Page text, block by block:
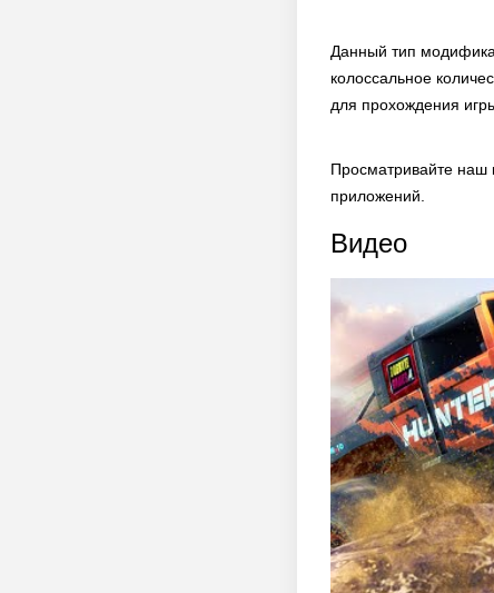
Данный тип
колоссальное
для прохождения
Просматривайте наш
приложений.
Видео